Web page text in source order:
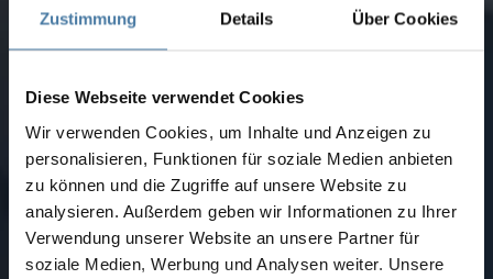
Zustimmung Details Über Cookies
Diese Webseite verwendet Cookies
Wir verwenden Cookies, um Inhalte und Anzeigen zu
personalisieren, Funktionen für soziale Medien anbieten
zu können und die Zugriffe auf unsere Website zu
analysieren. Außerdem geben wir Informationen zu Ihrer
Verwendung unserer Website an unsere Partner für
soziale Medien, Werbung und Analysen weiter. Unsere